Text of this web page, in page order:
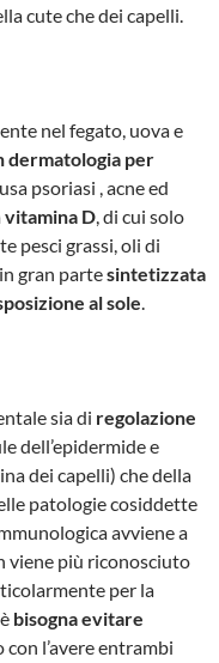
cute che dei capelli.
nel fegato, uova e
dermatologia per
psoriasi , acne ed
vitamina D, di cui solo
pesci grassi, oli di
gran partesintetizzata
al sole.
sia di regolazione
dell’epidermide e
dei capelli) che della
patologie cosiddette
avviene a
viene più riconosciuto
per la
bisogna evitare
l’avere entrambi